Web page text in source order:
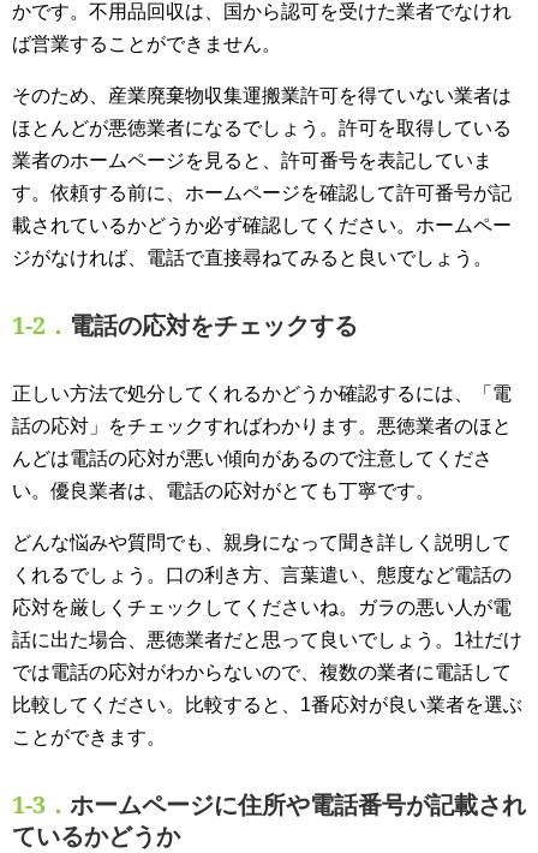
かです。不用品回収は、国から認可を受けた業者でなけれ
ば営業することができません。
そのため、産業廃棄物収集運搬業許可を得ていない業者は
ほとんどが悪徳業者になるでしょう。許可を取得している
業者のホームページを見ると、許可番号を表記していま
す。依頼する前に、ホームページを確認して許可番号が記
載されているかどうか必ず確認してください。ホームペー
ジがなければ、電話で直接尋ねてみると良いでしょう。
1-2． 電話の応対をチェックする
正しい方法で処分してくれるかどうか確認するには、「電
話の応対」をチェックすればわかります。悪徳業者のほと
んどは電話の応対が悪い傾向があるので注意してくださ
い。優良業者は、電話の応対がとても丁寧です。
どんな悩みや質問でも、親身になって聞き詳しく説明して
くれるでしょう。口の利き方、言葉遣い、態度など電話の
応対を厳しくチェックしてくださいね。ガラの悪い人が電
話に出た場合、悪徳業者だと思って良いでしょう。1社だけ
では電話の応対がわからないので、複数の業者に電話して
比較してください。比較すると、1番応対が良い業者を選ぶ
ことができます。
1-3． ホームページに住所や電話番号が記載され
ているかどうか